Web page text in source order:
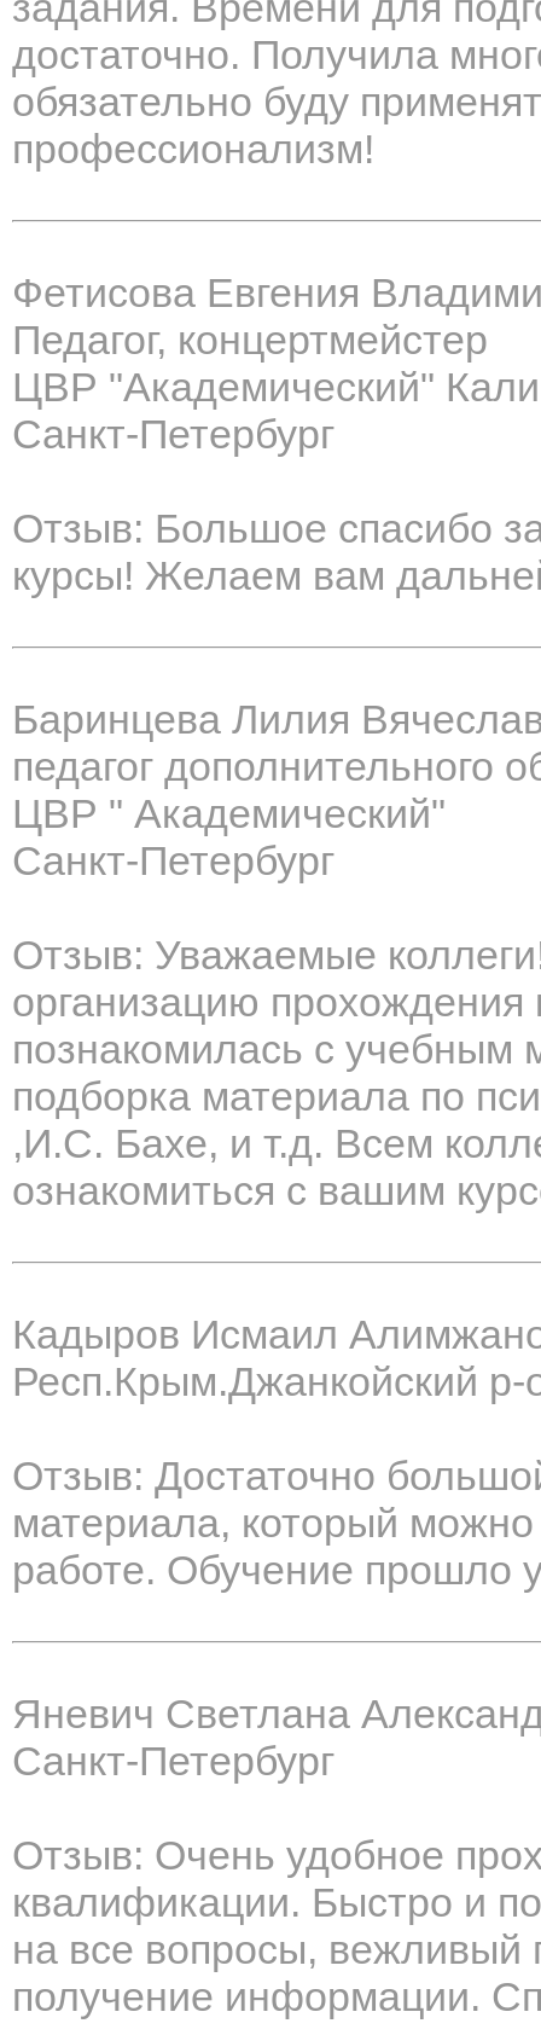
достаточно. Получила
обязательно буду
профессионализм!
Фетисова Евгения
Педагог, концертмейстер
ЦВР "Академический"
Санкт-Петербург
Отзыв: Большое спасибо
курсы! Желаем вам
Баринцева Лилия
педагог дополнительного
ЦВР " Академический"
Санкт-Петербург
Отзыв: Уважаемые
организацию прохождения
познакомилась с учебным
подборка материала по
,И.С. Бахе, и т.д. Всем
ознакомиться с вашим
Кадыров Исмаил
Респ.Крым.Джанкойский р-
Отзыв: Достаточно
материала, который
работе. Обучение прошло
Яневич Светлана
Санкт-Петербург
Отзыв: Очень удобное
квалификации. Быстро и
на все вопросы, вежливый
получение информации.